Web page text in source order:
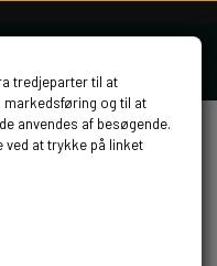
tredjeparter til at
og til at
anvendes af besøgende.
ved at trykke på linket